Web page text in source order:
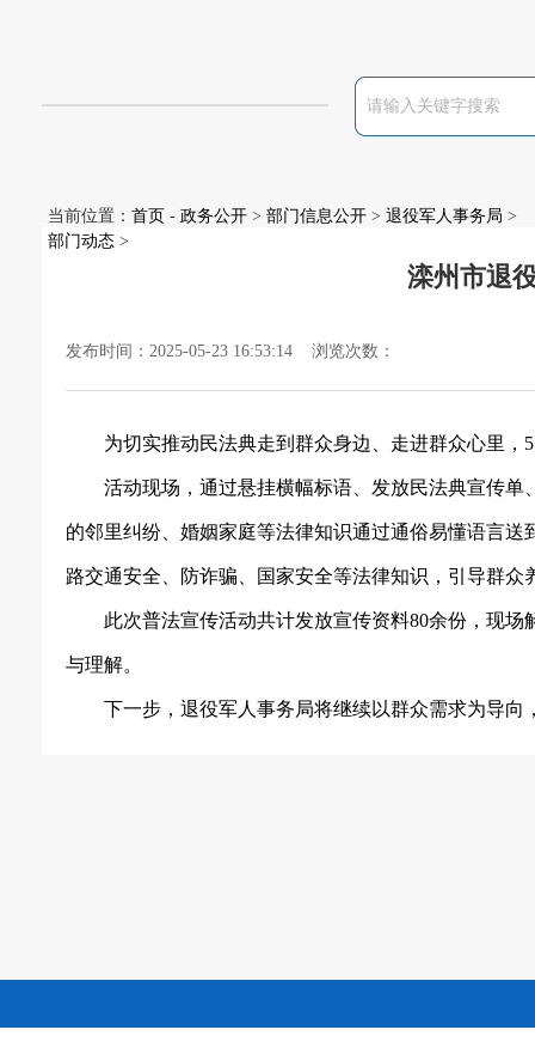
当前位置： 首页 - 政务公开 > 部门信息公开 > 退役军人事务局 >
部门动态 >
滦州市退
发布时间：2025-05-23 16:53:14 浏览次数：
为切实推动民法典走到群众身边、走进群众心里，
活动现场，通过悬挂横幅标语、发放民法典宣传单
的邻里纠纷、婚姻家庭等法律知识通过通俗易懂语言送
路交通安全、防诈骗、国家安全等法律知识，引导群
此次普法宣传活动共计发放宣传资料80余份，现场
与理解。
下一步， 退役军人事务局将继续以群众需求为导向